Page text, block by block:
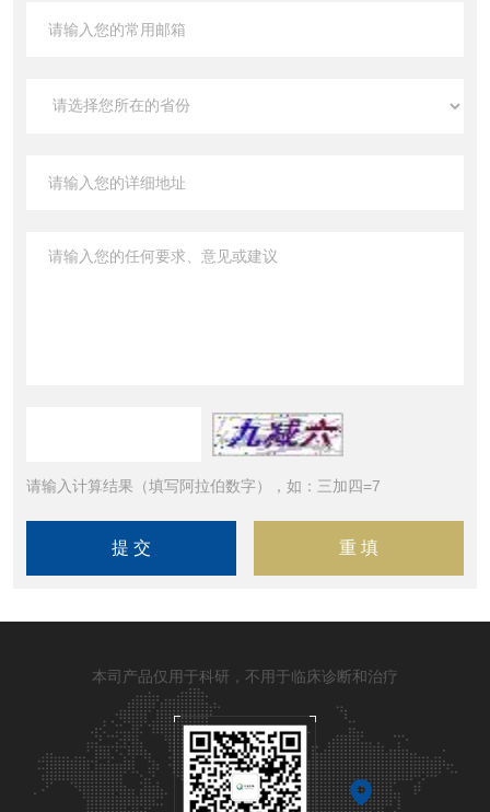
请输入计算结果（填写阿拉伯数字），如：三加四=7
本司产品仅用于科研，不用于临床诊断和治疗